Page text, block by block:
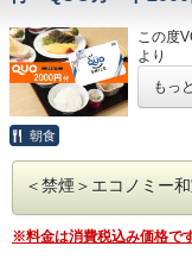
第31番
第33番
・24時
◇アク
・JR高
・高知
◇周辺
・高知
・繁華
・お遍
◇お風
広々と
旅の疲
営業時
・男女
・男性
・大型
完備。
(700円
※大型
※駐車場
④広々
浴可能
男湯に
⑤ホテ
広々と
旅の疲
この度
より
りまし
今まで
★こち
★☆ひと
もっ
朝食
＜禁煙＞エコノミー
※料金は消費税込み価格です